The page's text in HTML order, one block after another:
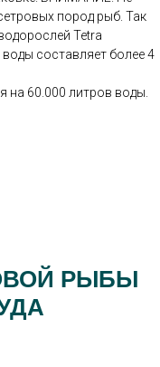
пород рыб. Так
Tetra
составляет более 4
на 60.000 литров воды.
РЫБЫ